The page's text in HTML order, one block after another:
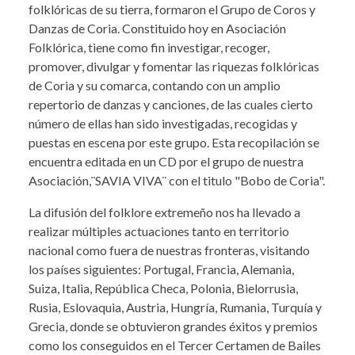
folklóricas de su tierra, formaron el Grupo de Coros y
Danzas de Coria. Constituido hoy en Asociación
Folklórica, tiene como fin investigar, recoger,
promover, divulgar y fomentar las riquezas folklóricas
de Coria y su comarca, contando con un amplio
repertorio de danzas y canciones, de las cuales cierto
número de ellas han sido investigadas, recogidas y
puestas en escena por este grupo. Esta recopilación se
encuentra editada en un CD por el grupo de nuestra
Asociación,¨SAVIA VIVA¨ con el titulo "Bobo de Coria".
La difusión del folklore extremeño nos ha llevado a
realizar múltiples actuaciones tanto en territorio
nacional como fuera de nuestras fronteras, visitando
los países siguientes: Portugal, Francia, Alemania,
Suiza, Italia, República Checa, Polonia, Bielorrusia,
Rusia, Eslovaquia, Austria, Hungría, Rumania, Turquía y
Grecia, donde se obtuvieron grandes éxitos y premios
como los conseguidos en el Tercer Certamen de Bailes